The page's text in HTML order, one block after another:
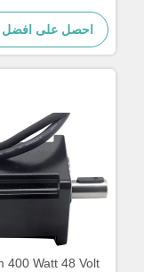
الشمسية
احصل على افضل